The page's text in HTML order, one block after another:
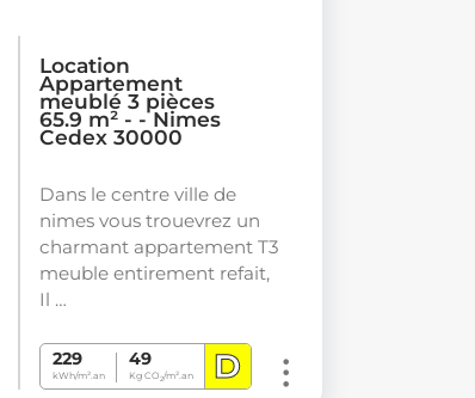
Location
Appartement
meublé 3 pièces
65.9 m² - - Nimes
Cedex 30000
Dans le centre ville de
nimes vous trouevrez un
charmant appartement T3
meuble entirement refait,
Il …
229
kWh/m².an
49
Kg CO2/m².an D